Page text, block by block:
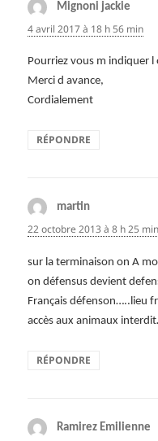
Mignoni jackie
4 avril 2017 à 18 h 56 min
Pourriez vous m indiquer l
Merci d avance,
Cordialement
RÉPONDRE
martin
22 octobre 2013 à 8 h 25 min
sur la terminaison on A
on défensus devient
Français défenson…..lieu
accès aux animaux
RÉPONDRE
Ramirez Emilienne